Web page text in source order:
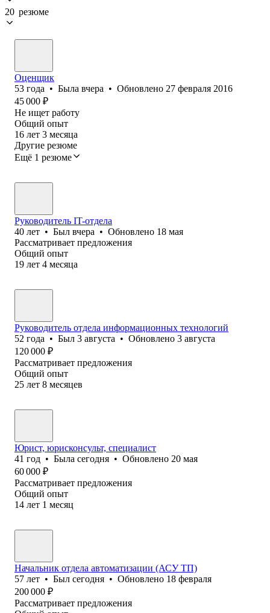
20 резюме
Оценщик
53 года • Была вчера • Обновлено 27 февраля 2016
45 000 ₽
Не ищет работу
Общий опыт
16 лет 3 месяца
Другие резюме
Ещё 1 резюме
Руководитель IT-отдела
40 лет • Был вчера • Обновлено 18 мая
Рассматривает предложения
Общий опыт
19 лет 4 месяца
Руководитель отдела информационных технологий
52 года • Был 3 августа • Обновлено 3 августа
120 000 ₽
Рассматривает предложения
Общий опыт
25 лет 8 месяцев
Юрист, юрисконсульт, специалист
41 год • Была сегодня • Обновлено 20 мая
60 000 ₽
Рассматривает предложения
Общий опыт
14 лет 1 месяц
Начальник отдела автоматизации (АСУ ТП)
57 лет • Был сегодня • Обновлено 18 февраля
200 000 ₽
Рассматривает предложения